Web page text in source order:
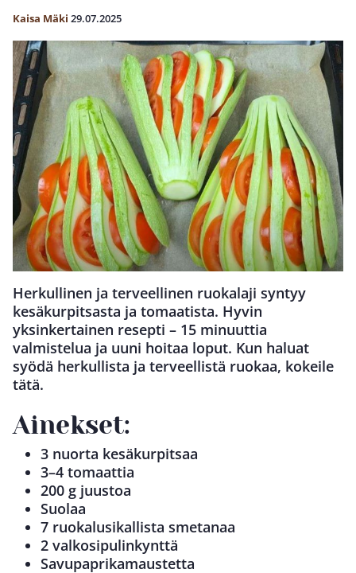
Kaisa Mäki 29.07.2025
Herkullinen ja terveellinen ruokalaji syntyy
kesäkurpitsasta ja tomaatista. Hyvin
yksinkertainen resepti – 15 minuuttia
valmistelua ja uuni hoitaa loput. Kun haluat
syödä herkullista ja terveellistä ruokaa, kokeile
tätä.
Ainekset:
3 nuorta kesäkurpitsaa
3–4 tomaattia
200 g juustoa
Suolaa
7 ruokalusikallista smetanaa
2 valkosipulinkynttä
Savupaprikamaustetta